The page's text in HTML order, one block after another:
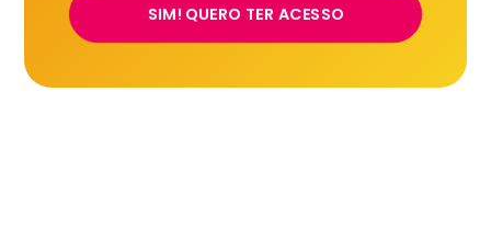
SIM! QUERO TER ACESSO